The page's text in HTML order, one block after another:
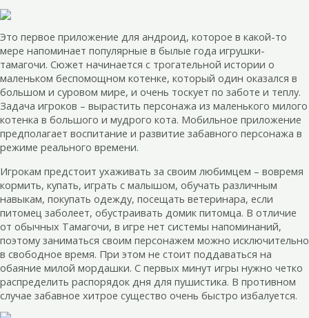
Это первое приложение для андроид, которое в какой-то
мере напоминает популярные в былые года игрушки-
тамагочи. Сюжет начинается с трогательной истории о
маленьком беспомощном котенке, который один оказался в
большом и суровом мире, и очень тоскует по заботе и теплу.
Задача игроков – вырастить персонажа из маленького милого
котенка в большого и мудрого кота. Мобильное приложение
предполагает воспитание и развитие забавного персонажа в
режиме реального времени.
Игрокам предстоит ухаживать за своим любимцем – вовремя
кормить, купать, играть с малышом, обучать различным
навыкам, покупать одежду, посещать ветеринара, если
питомец заболеет, обустраивать домик питомца. В отличие
от обычных Тамагочи, в игре нет системы напоминаний,
поэтому заниматься своим персонажем можно исключительно
в свободное время. При этом не стоит поддаваться на
обаяние милой мордашки. С первых минут игры нужно четко
распределить распорядок дня для пушистика. В противном
случае забавное хитрое существо очень быстро избалуется.